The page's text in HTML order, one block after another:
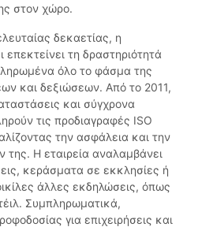
στον χώρο.
δεκαετίας, η
τη δραστηριότητά
όλο το φάσμα της
και δεξιώσεων. Από το 2011,
και σύγχρονα
τις προδιαγραφές ISO
την ασφάλεια και την
της. Η εταιρεία αναλαμβάνει
κεράσματα σε εκκλησίες ή
άλλες εκδηλώσεις, όπως
Συμπληρωματικά,
για επιχειρήσεις και